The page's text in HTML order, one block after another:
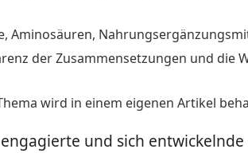
Aminosäuren,
der Zusammensetzungen und die
wird in einem eigenen Artikel
und sich entwickelnde